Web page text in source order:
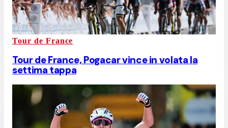
Tour de France
Tour de France, Pogacar vince in volata la
settima tappa